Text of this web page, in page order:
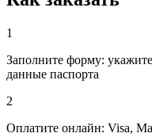
1
Заполните форму:
данные паспорта
2
Оплатите онлайн: Visa,